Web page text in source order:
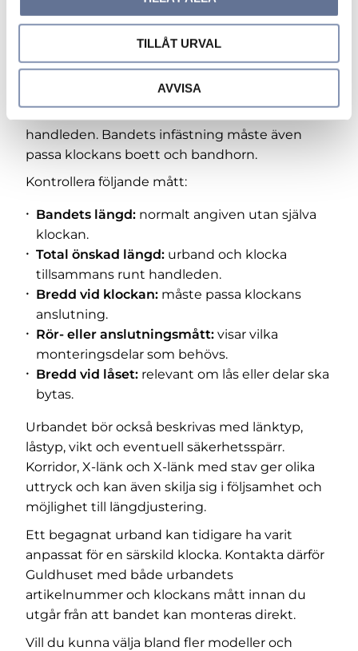
TILLÅT URVAL
AVVISA
Begagnade urband och klockarmband i
Ett urband i guld skiljer sig från ett vanligt
armband eftersom det måste monteras på en
handleden. Bandets infästning måste även
passa klockans boett och bandhorn.
Kontrollera följande mått:
Bandets längd: normalt angiven utan själva
klockan.
Total önskad längd: urband och klocka
tillsammans runt handleden.
Bredd vid klockan: måste passa klockans
anslutning.
Rör- eller anslutningsmått: visar vilka
monteringsdelar som behövs.
Bredd vid låset: relevant om lås eller delar ska
bytas.
Urbandet bör också beskrivas med länktyp,
låstyp, vikt och eventuell säkerhetsspärr.
Korridor, X-länk och X-länk med stav ger olika
uttryck och kan även skilja sig i följsamhet och
möjlighet till längdjustering.
Ett begagnat urband kan tidigare ha varit
anpassat för en särskild klocka. Kontakta därför
Guldhuset med både urbandets
artikelnummer och klockans mått innan du
utgår från att bandet kan monteras direkt.
Vill du kunna välja bland fler modeller och